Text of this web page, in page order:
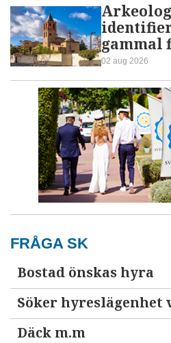
gammal
02 aug 2026
FRÅGA SK
Bostad önskas hyra
Söker hyreslägenhet
Däck m.m